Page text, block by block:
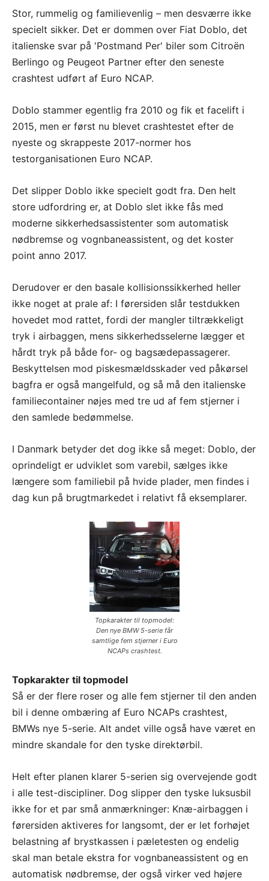
Stor, rummelig og familievenlig – men desværre ikke
specielt sikker. Det er dommen over Fiat Doblo, det
italienske svar på 'Postmand Per' biler som Citroën
Berlingo og Peugeot Partner efter den seneste
crashtest udført af Euro NCAP.
Doblo stammer egentlig fra 2010 og fik et facelift i
2015, men er først nu blevet crashtestet efter de
nyeste og skrappeste 2017-normer hos
testorganisationen Euro NCAP.
Det slipper Doblo ikke specielt godt fra. Den helt
store udfordring er, at Doblo slet ikke fås med
moderne sikkerhedsassistenter som automatisk
nødbremse og vognbaneassistent, og det koster
point anno 2017.
Derudover er den basale kollisionssikkerhed heller
ikke noget at prale af: I førersiden slår testdukken
hovedet mod rattet, fordi der mangler tiltrækkeligt
tryk i airbaggen, mens sikkerhedsselerne lægger et
hårdt tryk på både for- og bagsædepassagerer.
Beskyttelsen mod piskesmældsskader ved påkørsel
bagfra er også mangelfuld, og så må den italienske
familiecontainer nøjes med tre ud af fem stjerner i
den samlede bedømmelse.
I Danmark betyder det dog ikke så meget: Doblo, der
oprindeligt er udviklet som varebil, sælges ikke
længere som familiebil på hvide plader, men findes i
dag kun på brugtmarkedet i relativt få eksemplarer.
Topkarakter til topmodel:
Den nye BMW 5-serie får
samtlige fem stjerner i Euro
NCAPs crashtest.
Topkarakter til topmodel
Så er der flere roser og alle fem stjerner til den anden
bil i denne ombæring af Euro NCAPs crashtest,
BMWs nye 5-serie. Alt andet ville også have været en
mindre skandale for den tyske direktørbil.
Helt efter planen klarer 5-serien sig overvejende godt
i alle test-discipliner. Dog slipper den tyske luksusbil
ikke for et par små anmærkninger: Knæ-airbaggen i
førersiden aktiveres for langsomt, der er let forhøjet
belastning af brystkassen i pæletesten og endelig
skal man betale ekstra for vognbaneassistent og en
automatisk nødbremse, der også virker ved højere